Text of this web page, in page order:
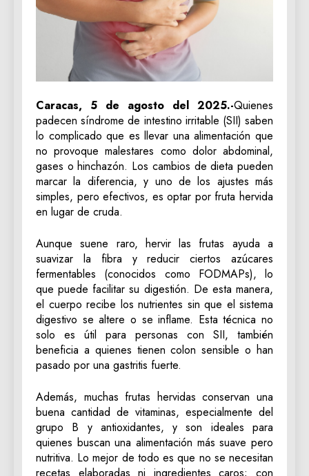
Caracas, 5 de agosto del 2025.-Quienes
padecen síndrome de intestino irritable (SII) saben
lo complicado que es llevar una alimentación que
no provoque malestares como dolor abdominal,
gases o hinchazón. Los cambios de dieta pueden
marcar la diferencia, y uno de los ajustes más
simples, pero efectivos, es optar por fruta hervida
en lugar de cruda.
Aunque suene raro, hervir las frutas ayuda a
suavizar la fibra y reducir ciertos azúcares
fermentables (conocidos como FODMAPs), lo
que puede facilitar su digestión. De esta manera,
el cuerpo recibe los nutrientes sin que el sistema
digestivo se altere o se inflame. Esta técnica no
solo es útil para personas con SII, también
beneficia a quienes tienen colon sensible o han
pasado por una gastritis fuerte.
Además, muchas frutas hervidas conservan una
buena cantidad de vitaminas, especialmente del
grupo B y antioxidantes, y son ideales para
quienes buscan una alimentación más suave pero
nutritiva. Lo mejor de todo es que no se necesitan